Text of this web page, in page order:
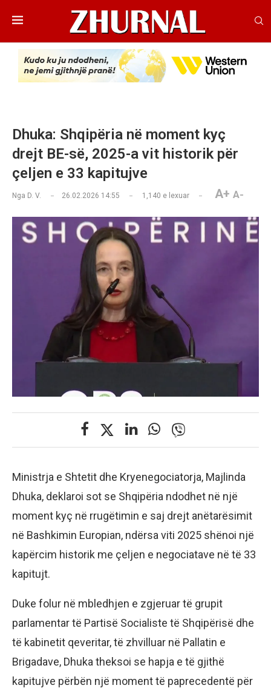
Dhuka: Shqipëria në moment kyç
drejt BE-së, 2025-a vit historik për
çeljen e 33 kapitujve
Nga D. V. 26.02.2026 14:55 1,140 e lexuar A+ A-
Ministrja e Shtetit dhe Kryenegociatorja, Majlinda
Dhuka, deklaroi sot se Shqipëria ndodhet në një
moment kyç në rrugëtimin e saj drejt anëtarësimit
në Bashkimin Europian, ndërsa viti 2025 shënoi një
kapërcim historik me çeljen e negociatave në të 33
kapitujt.
Duke folur në mbledhjen e zgjeruar të grupit
parlamentar të Partisë Socialiste të Shqipërisë dhe
të kabinetit qeveritar, të zhvilluar në Pallatin e
Brigadave, Dhuka theksoi se hapja e të gjithë
kapitujve përbën një moment të paprecedentë për